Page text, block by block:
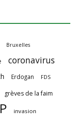
Bruxelles
coronavirus
Erdogan FDS
grèves de la faim
invasion